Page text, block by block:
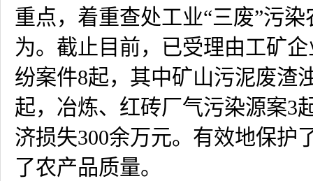
重点，着重查处工业“三废”污
为。截止目前，已受理由工矿
纷案件8起，其中矿山污泥废渣
起，冶炼、红砖厂气污染源案3
济损失300余万元。有效地保护
了农产品质量。